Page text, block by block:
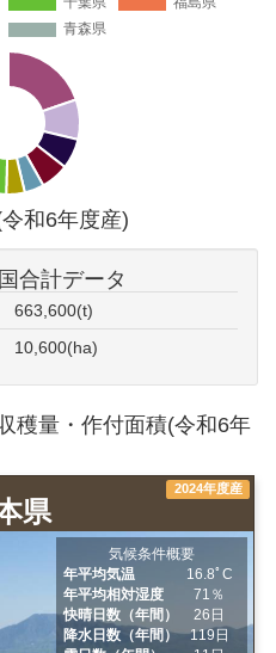
和6年度産)
合計データ
663,600(t)
10,600(ha)
穫量・作付面積(令和6年
県
2024年度産
気候条件概要
年平均気温
16.8ﾟC
年平均相対湿度
71％
快晴日数（年間）
26日
降水日数（年間）
119日